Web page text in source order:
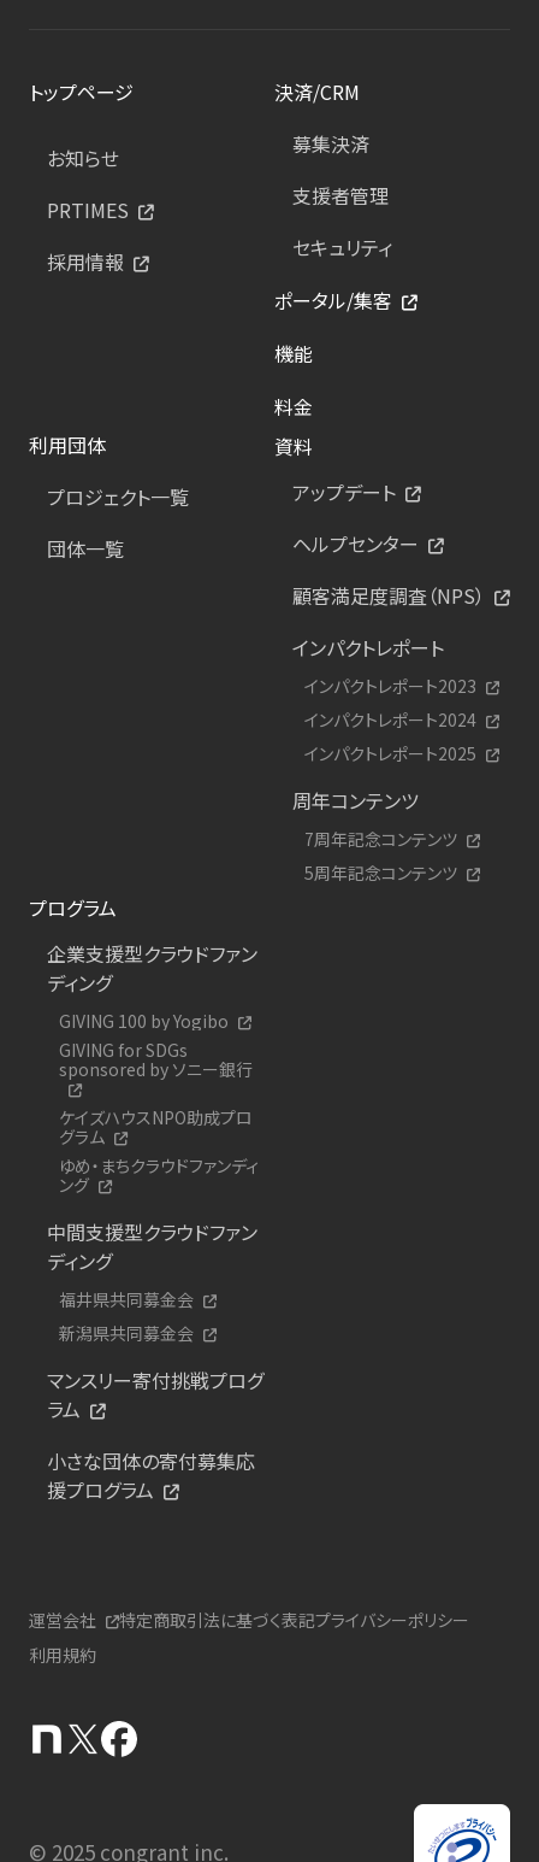
トップページ
お知らせ
PRTIMES
採用情報
決済/CRM
募集決済
支援者管理
セキュリティ
ポータル/集客
機能
料金
利用団体
プロジェクト一覧
団体一覧
資料
アップデート
ヘルプセンター
顧客満足度調査（NPS）
インパクトレポート
インパクトレポート2023
インパクトレポート2024
インパクトレポート2025
周年コンテンツ
7周年記念コンテンツ
5周年記念コンテンツ
プログラム
企業支援型クラウドファン
ディング
GIVING 100 by Yogibo
GIVING for SDGs
sponsored by ソニー銀行
ケイズハウスNPO助成プロ
グラム
ゆめ・まちクラウドファンディ
ング
中間支援型クラウドファン
ディング
福井県共同募金会
新潟県共同募金会
マンスリー寄付挑戦プログ
ラム
小さな団体の寄付募集応
援プログラム
運営会社 特定商取引法に基づく表記プライバシーポリシー
利用規約
© 2025 congrant inc.